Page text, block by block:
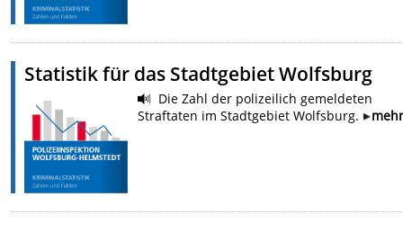
Statistik für das Stadtgebiet Wolfsburg
Die Zahl der polizeilich gemeldeten
Straftaten im Stadtgebiet Wolfsburg.
mehr